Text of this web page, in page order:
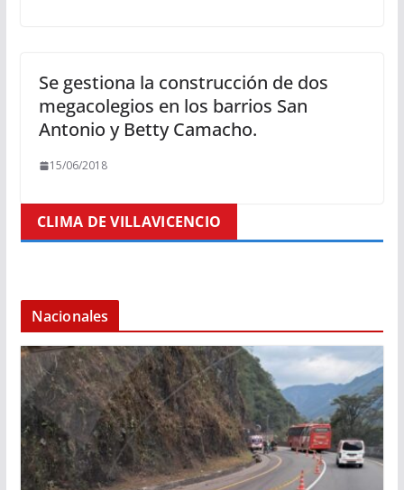
Se gestiona la construcción de dos
megacolegios en los barrios San
Antonio y Betty Camacho.
15/06/2018
CLIMA DE VILLAVICENCIO
Nacionales